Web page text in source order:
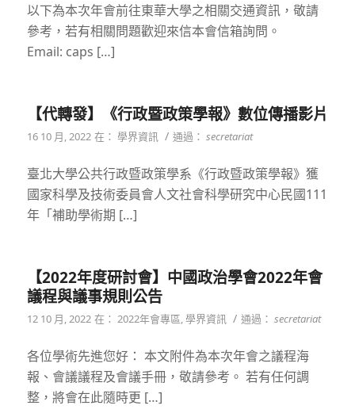
以下為本次年會前往東華大學之相關交通資訊，敬請
參考，若有相關問題歡迎來信本會信箱詢問。
Email: caps […]
【代轉發】《行政暨政策學報》數位傳播影片
16 10 月, 2022 在： 學界資訊 / 通過： secretariat
臺北大學公共行政暨政策學系《行政暨政策學報》獲
國家科學及技術委員會人文社會科學研究中心民國111
年「補助學術期 […]
【2022年度研討會】中國政治學會2022年會
議程與議事規則公告
12 10 月, 2022 在： 2022年會專區,學界資訊 / 通過： secretariat
各位學術先進您好： 本文附件為本次年會之議程海
報、會議議程及會議手冊，敬請參考。 若有任何調
整，將會在此隨時更 […]